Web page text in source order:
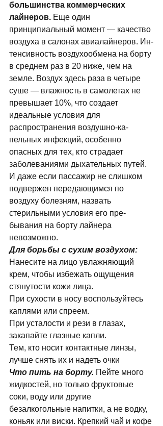
большинства коммерческих
лайнеров. Еще один
принципиальный момент — ка­чество
воздуха в салонах авиалайнеров. Ин­
тенсивность воздухообмена на борту
в сред­нем раз в 20 ниже, чем на
земле. Воздух здесь раза в четыре
суше — влажность в самолетах не
превышает 10%, что создает
идеальные условия для
распространения воздушно-ка­
пельных инфекций, особенно
опасных для тех, кто страдает
заболеваниями дыхатель­ных путей.
И даже если пассажир не слишком
подвержен передающимся по
воздуху болез­ням, назвать
стерильными условия его пре­
бывания на борту лайнера
невозможно.
Для борьбы с сухим воздухом:
Нанесите на лицо увлажняющий
крем, чтобы избежать ощущения
стянутости кожи лица.
При сухости в носу воспользуйтесь
каплями или спреем.
При усталости и рези в глазах,
закапайте глазные капли.
Тем, кто носит контактные линзы,
лучше снять их и надеть очки
Что пить на борту. Пейте много
жидкостей, но только фруктовые
соки, воду или другие
безалкогольные напитки, а не водку,
коньяк или виски. Крепкий чай и кофе